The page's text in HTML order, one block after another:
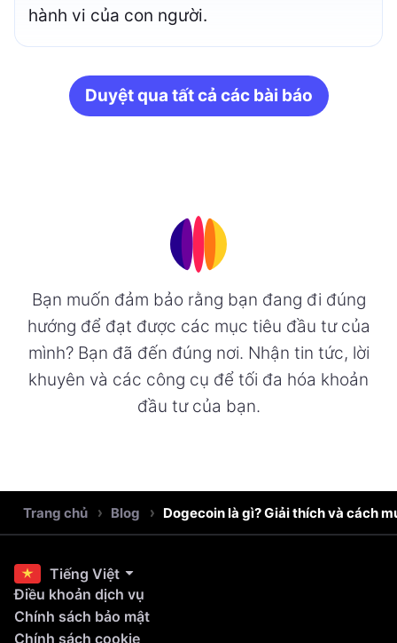
hành vi của con người.
Duyệt qua tất cả các bài báo
Bạn muốn đảm bảo rằng bạn đang đi đúng
hướng để đạt được các mục tiêu đầu tư của
mình? Bạn đã đến đúng nơi. Nhận tin tức, lời
khuyên và các công cụ để tối đa hóa khoản
đầu tư của bạn.
Trang chủ Blog Dogecoin là gì? Giải thích và cách
Tiếng Việt
Điều khoản dịch vụ
Chính sách bảo mật
Chính sách cookie